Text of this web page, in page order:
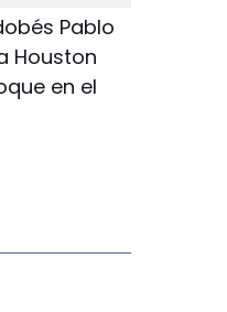
Pablo
Houston
en el